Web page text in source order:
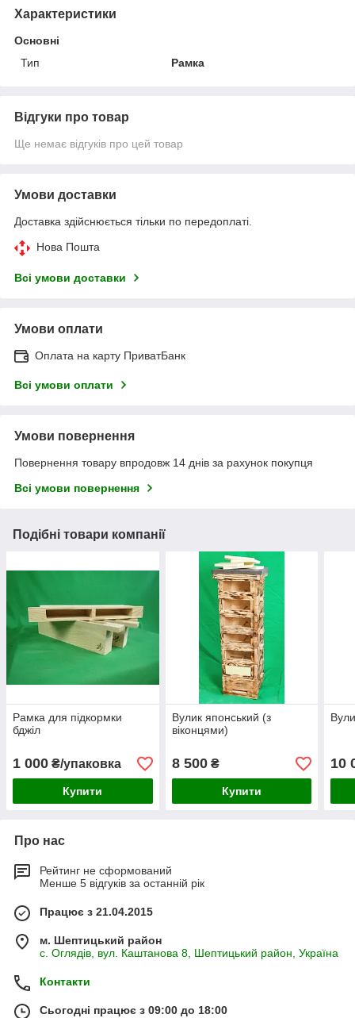
Характеристики
Основні
Тип
Рамка
Відгуки про товар
Ще немає відгуків про цей товар
Умови доставки
Доставка здійснюється тільки по передоплаті.
Нова Пошта
Всі умови доставки
Умови оплати
Оплата на карту ПриватБанк
Всі умови оплати
Умови повернення
Повернення товару впродовж 14 днів за рахунок покупця
Всі умови повернення
Подібні товари компанії
Рамка для підкормки
бджіл
1 000 ₴/упаковка
Купити
Вулик японський (з
віконцями)
8 500₴
Купити
10
Про нас
Рейтинг не сформований
Менше 5 відгуків за останній рік
Працює з 21.04.2015
м. Шептицький район
с. Оглядів, вул. Каштанова 8, Шептицький район, Україна
Контакти
Сьогодні працює з 09:00 до 18:00